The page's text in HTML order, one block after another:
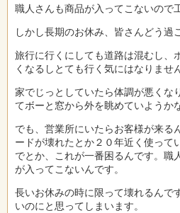
職人さんも商品が入ってこないので
しかし長期のお休み、皆さんどう過
旅行に行くにしても道路は混むし、
くなるしとても行く気にはなりません
家でじっとしていたら体調が悪くな
てボーと窓から外を眺めていようかな
でも、営業所にいたらお客様が来る
ードが壊れたとか２０年近く使って
でとか、これが一番困るんです。職
が入ってこないんです。
長いお休みの時に限って壊れるんで
いのにと思ってしまいます。